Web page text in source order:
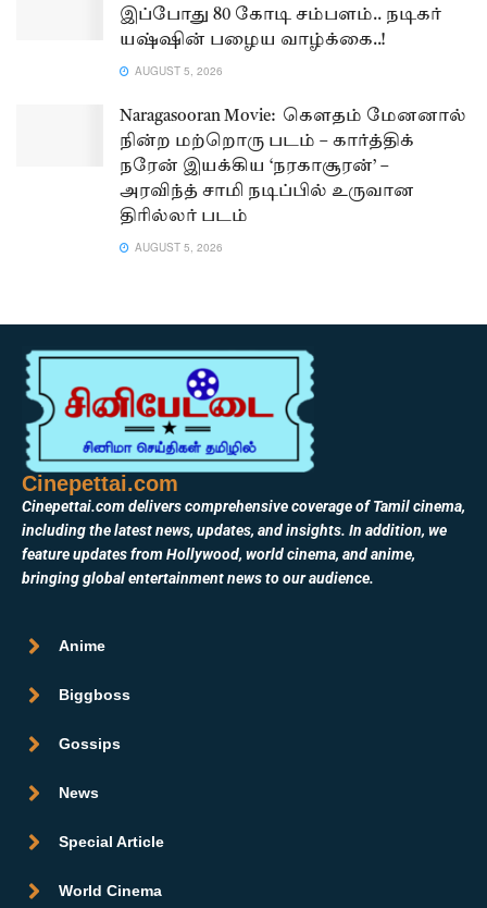
இப்போது 80 கோடி சம்பளம்.. நடிகர்
யஷ்ஷின் பழைய வாழ்க்கை..!
AUGUST 5, 2026
Naragasooran Movie: கௌதம் மேனனால்
நின்ற மற்றொரு படம் – கார்த்திக்
நரேன் இயக்கிய ‘நரகாசூரன்’ –
அரவிந்த் சாமி நடிப்பில் உருவான
திரில்லர் படம்
AUGUST 5, 2026
Cinepettai.com
Cinepettai.com delivers comprehensive coverage of Tamil cinema,
including the latest news, updates, and insights. In addition, we
feature updates from Hollywood, world cinema, and anime,
bringing global entertainment news to our audience.
Anime
Biggboss
Gossips
News
Special Article
World Cinema